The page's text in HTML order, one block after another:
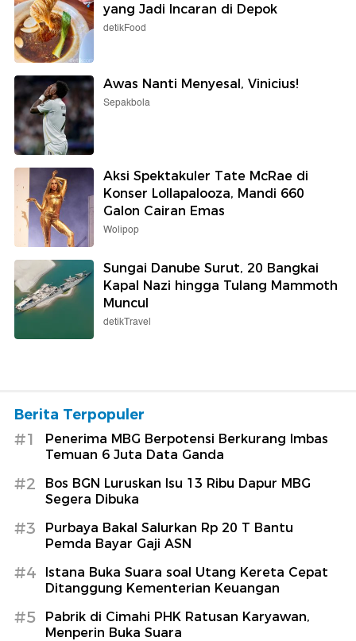
yang Jadi Incaran di Depok
detikFood
Awas Nanti Menyesal, Vinicius!
Sepakbola
Aksi Spektakuler Tate McRae di
Konser Lollapalooza, Mandi 660
Galon Cairan Emas
Wolipop
Sungai Danube Surut, 20 Bangkai
Kapal Nazi hingga Tulang Mammoth
Muncul
detikTravel
Berita Terpopuler
#1
Penerima MBG Berpotensi Berkurang Imbas
Temuan 6 Juta Data Ganda
#2
Bos BGN Luruskan Isu 13 Ribu Dapur MBG
Segera Dibuka
#3
Purbaya Bakal Salurkan Rp 20 T Bantu
Pemda Bayar Gaji ASN
#4
Istana Buka Suara soal Utang Kereta Cepat
Ditanggung Kementerian Keuangan
#5
Pabrik di Cimahi PHK Ratusan Karyawan,
Menperin Buka Suara